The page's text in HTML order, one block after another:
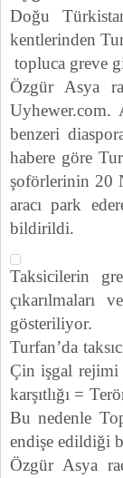
Doğu
kentlerinden
topluca greve
Özgür Asya
benzeri
habere göre
şoförlerinin 20
aracı park
bildirildi.
Taksicilerin
çıkarılmaları
gösteriliyor.
Turfan’da
Çin işgal rejimi
karşıtlığı =
Bu nedenle
endişe edildiği
Özgür Asya